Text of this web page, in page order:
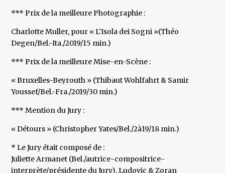
*** Prix de la meilleure Photographie :
Charlotte Muller, pour « L’Isola dei Sogni »(Théo
Degen/Bel.-Ita./2019/15 min.)
*** Prix de la meilleure Mise-en-Scène :
« Bruxelles-Beyrouth » (Thibaut Wohlfahrt & Samir
Youssef/Bel.-Fra./2019/30 min.)
*** Mention du Jury :
« Détours » (Christopher Yates/Bel./2à19/18 min.)
* Le Jury était composé de :
Juliette Armanet (Bel./autrice-compositrice-
interprète/présidente du Jury), Ludovic & Zoran